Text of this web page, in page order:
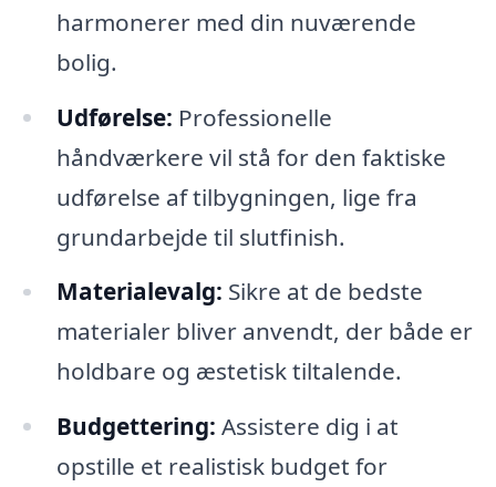
harmonerer med din nuværende
bolig.
Udførelse: Professionelle
håndværkere vil stå for den faktiske
udførelse af tilbygningen, lige fra
grundarbejde til slutfinish.
Materialevalg: Sikre at de bedste
materialer bliver anvendt, der både er
holdbare og æstetisk tiltalende.
Budgettering: Assistere dig i at
opstille et realistisk budget for